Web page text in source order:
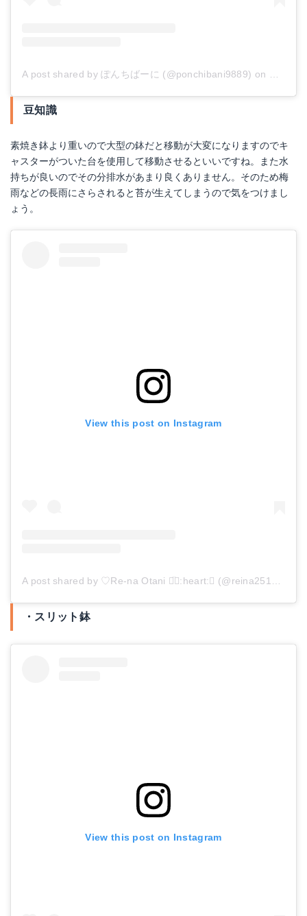
A post shared by ぽんちばーに (@ponchibani9889) on
豆知識
素焼き鉢より重いので大型の鉢だと移動が大変になりますのでキ
ャスターがついた台を使用して移動させるといいですね。また水
持ちが良いのでその分排水があまり良くありません。そのため梅
雨などの長雨にさらされると苔が生えてしまうので気をつけまし
ょう。
View this post on Instagram
A post shared by ♡Re-na Otani ◡̈⃝:heart:︎‎⑅ (@reina25102)
・スリット鉢
View this post on Instagram